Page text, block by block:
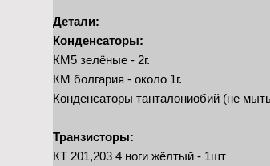
Детали:
Конденсаторы:
КМ5 зелёные - 2г.
КМ болгария - около 1г.
Конденсаторы танталониобий (не
Транзисторы:
КТ 201,203 4 ноги жёлтый - 1шт